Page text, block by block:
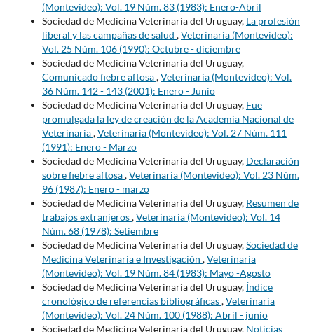
(Montevideo): Vol. 19 Núm. 83 (1983): Enero-Abril
Sociedad de Medicina Veterinaria del Uruguay, La profesión
liberal y las campañas de salud ,Veterinaria (Montevideo):
Vol. 25 Núm. 106 (1990): Octubre - diciembre
Sociedad de Medicina Veterinaria del Uruguay,
Comunicado fiebre aftosa,Veterinaria (Montevideo): Vol.
36 Núm. 142 - 143 (2001): Enero - Junio
Sociedad de Medicina Veterinaria del Uruguay, Fue
promulgada la ley de creación de la Academia Nacional de
Veterinaria,Veterinaria (Montevideo): Vol. 27 Núm. 111
(1991): Enero - Marzo
Sociedad de Medicina Veterinaria del Uruguay, Declaración
sobre fiebre aftosa,Veterinaria (Montevideo): Vol. 23 Núm.
96 (1987): Enero - marzo
Sociedad de Medicina Veterinaria del Uruguay, Resumen de
trabajos extranjeros,Veterinaria (Montevideo): Vol. 14
Núm. 68 (1978): Setiembre
Sociedad de Medicina Veterinaria del Uruguay,Sociedad de
Medicina Veterinaria e Investigación ,Veterinaria
(Montevideo): Vol. 19 Núm. 84 (1983): Mayo -Agosto
Sociedad de Medicina Veterinaria del Uruguay, Índice
cronológico de referencias bibliográficas,Veterinaria
(Montevideo): Vol. 24 Núm. 100 (1988): Abril - junio
Sociedad de Medicina Veterinaria del Uruguay, Noticias